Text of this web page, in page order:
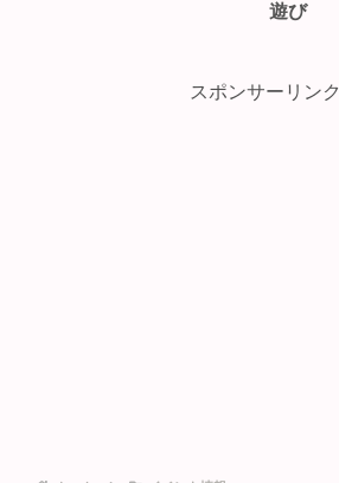
遊び
スポンサーリンク